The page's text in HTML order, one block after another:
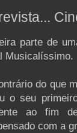
parte de
Musicalíssimo.
do que
o seu
ao fim
com a